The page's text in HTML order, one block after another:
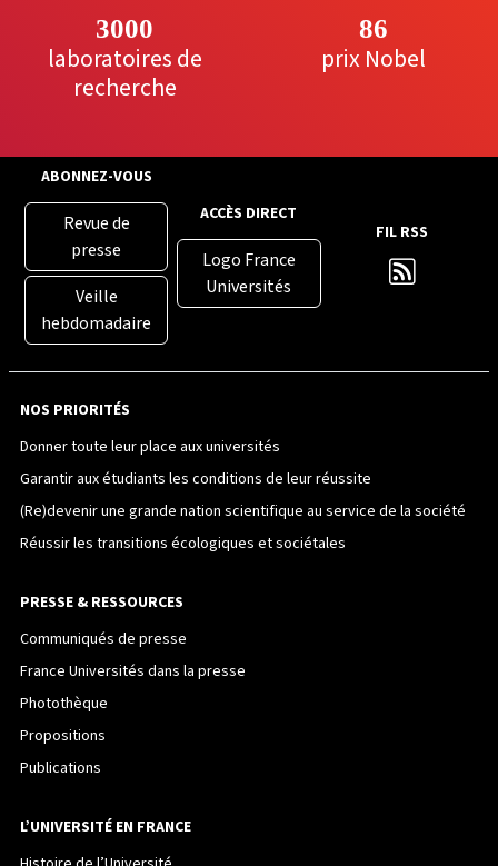
3000
laboratoires de
recherche
86
prix Nobel
ABONNEZ-VOUS
Revue de
presse
Veille
hebdomadaire
ACCÈS DIRECT
Logo France
Universités
FIL RSS
NOS PRIORITÉS
Donner toute leur place aux universités
Garantir aux étudiants les conditions de leur réussite
(Re)devenir une grande nation scientifique au service de la société
Réussir les transitions écologiques et sociétales
PRESSE & RESSOURCES
Communiqués de presse
France Universités dans la presse
Photothèque
Propositions
Publications
L’UNIVERSITÉ EN FRANCE